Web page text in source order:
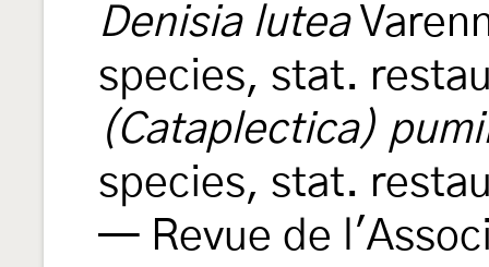
Denisia lutea
species, stat.
(Cataplectica)
species, stat.
— Revue de